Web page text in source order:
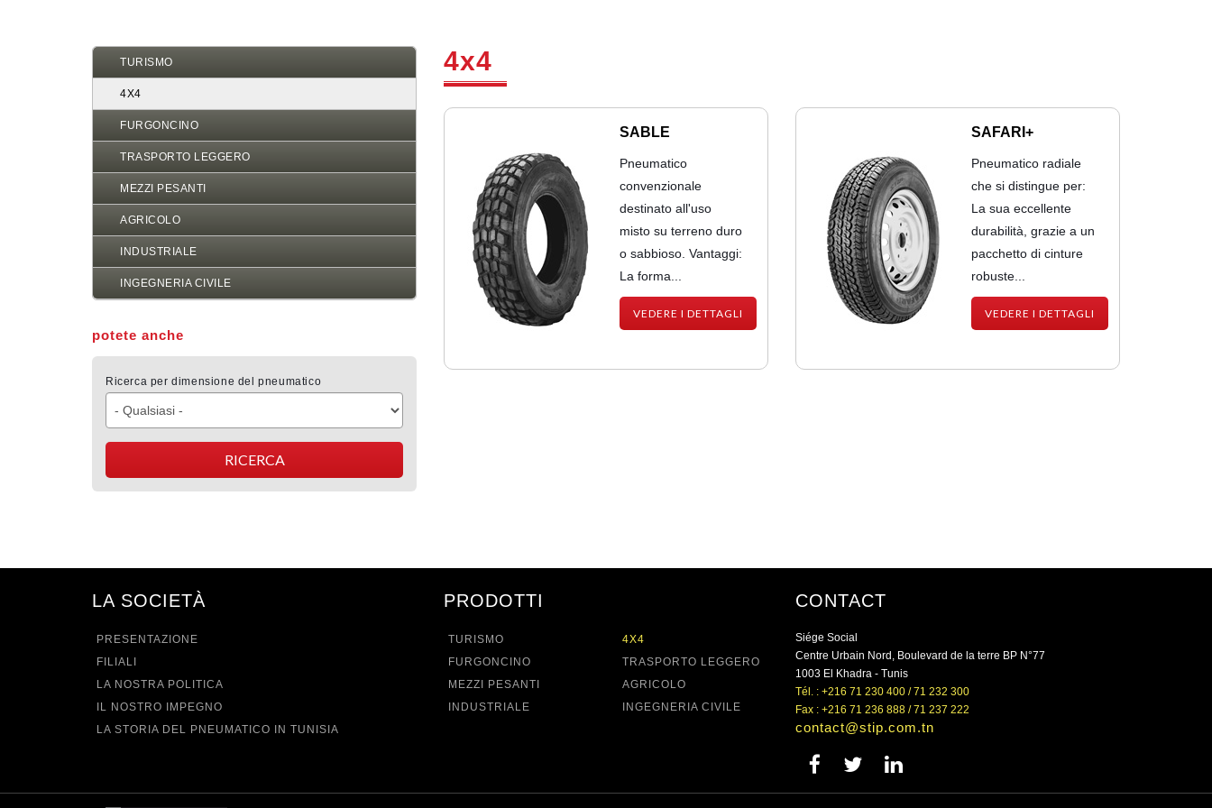
TURISMO
4X4
FURGONCINO
TRASPORTO LEGGERO
MEZZI PESANTI
AGRICOLO
INDUSTRIALE
INGEGNERIA CIVILE
potete anche
Ricerca per dimensione del pneumatico
4x4
SABLE
Pneumatico
convenzionale
destinato all'uso
misto su terreno duro
o sabbioso. Vantaggi:
La forma...
VEDERE I DETTAGLI
SAFARI+
Pneumatico radiale
che si distingue per:
La sua eccellente
durabilità, grazie a un
pacchetto di cinture
robuste...
VEDERE I DETTAGLI
LA SOCIETÀ
PRESENTAZIONE
FILIALI
LA NOSTRA POLITICA
IL NOSTRO IMPEGNO
LA STORIA DEL PNEUMATICO IN TUNISIA
PRODOTTI
TURISMO
4X4
FURGONCINO
TRASPORTO LEGGERO
MEZZI PESANTI
AGRICOLO
INDUSTRIALE
INGEGNERIA CIVILE
CONTACT
Siége Social
Centre Urbain Nord, Boulevard de la terre BP N°77
1003 El Khadra - Tunis
Tél. : +216 71 230 400 / 71 232 300
Fax : +216 71 236 888 / 71 237 222
contact@stip.com.tn